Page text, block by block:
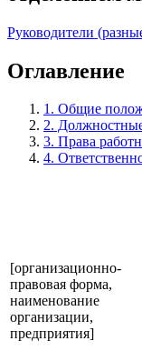
Руководители
Оглавление
1. Общие
2.
3. Права
4.
[организационно-
правовая форма,
наименование
организации,
предприятия]